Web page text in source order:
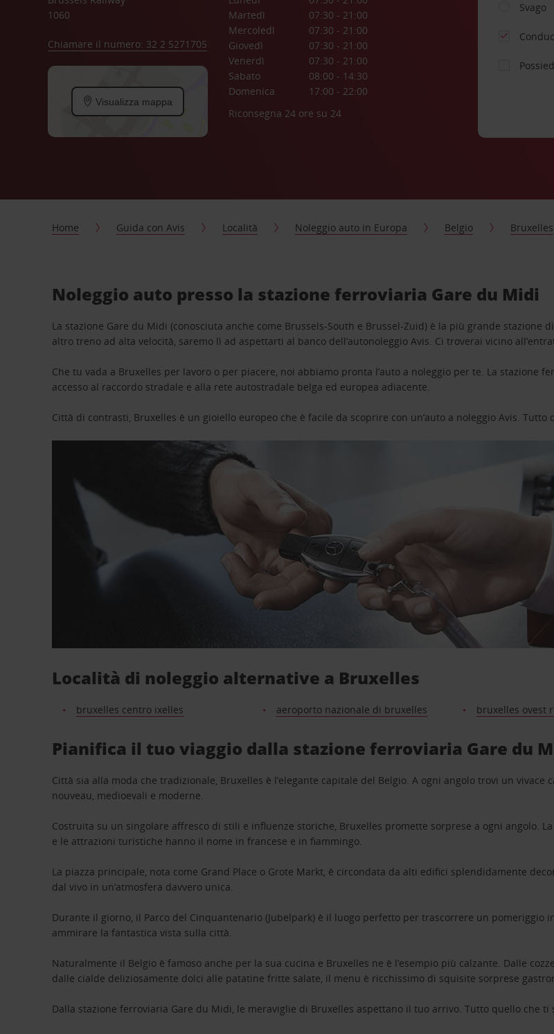
1060
Chiamare il numero: 32 2 5271705
Visualizza mappa
Martedì
07:30 - 21:00
Mercoledì
07:30 - 21:00
Giovedì
07:30 - 21:00
Venerdì
07:30 - 21:00
Sabato
08:00 - 14:30
Domenica
17:00 - 22:00
Riconsegna 24 ore su 24
Svago
Home Guida con Avis Località Noleggio auto in Europa Belgio Bruxelles
Noleggio auto presso la stazione ferroviaria Gare du Midi
La stazione Gare du Midi (conosciuta anche come Brussels-South e Brussel-Zuid) è la più grande stazione
altro treno ad alta velocità, saremo lì ad aspettarti al banco dell’autonoleggio Avis. Ci troverai vicino
Che tu vada a Bruxelles per lavoro o per piacere, noi abbiamo pronta l’auto a noleggio per te. La
accesso al raccordo stradale e alla rete autostradale belga ed europea adiacente.
Città di contrasti, Bruxelles è un gioiello europeo che è facile da scoprire con un’auto a noleggio Avis. Tutto
Località di noleggio alternative a Bruxelles
bruxelles centro ixelles aeroporto nazionale di bruxelles bruxelles ovest
Pianifica il tuo viaggio dalla stazione ferroviaria Gare du
Città sia alla moda che tradizionale, Bruxelles è l’elegante capitale del Belgio. A ogni angolo trovi un
nouveau, medioevali e moderne.
Costruita su un singolare affresco di stili e influenze storiche, Bruxelles promette sorprese a ogni
e le attrazioni turistiche hanno il nome in francese e in fiammingo.
La piazza principale, nota come Grand Place o Grote Markt, è circondata da alti edifici splendidamente
dal vivo in un’atmosfera davvero unica.
Durante il giorno, il Parco del Cinquantenario (Jubelpark) è il luogo perfetto per trascorrere un pomeriggio
ammirare la fantastica vista sulla città.
Naturalmente il Belgio è famoso anche per la sua cucina e Bruxelles ne è l’esempio più calzante. Dalle
dalle cialde deliziosamente dolci alle patatine fritte salate, il menu è ricchissimo di squisite sorprese
Dalla stazione ferroviaria Gare du Midi, le meraviglie di Bruxelles aspettano il tuo arrivo. Tutto quello che ti